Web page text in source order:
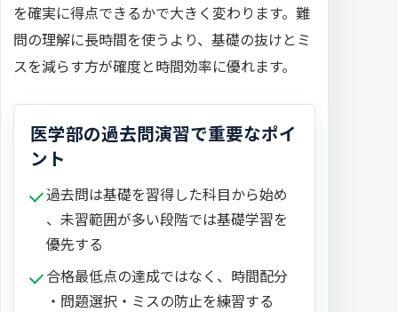
を確実に得点できるかで大きく変わります。難
問の理解に長時間を使うより、基礎の抜けとミ
スを減らす方が確度と時間効率に優れます。
医学部の過去問演習で重要なポイ
ント
過去問は基礎を習得した科目から始め
、未習範囲が多い段階では基礎学習を
優先する
合格最低点の達成ではなく、時間配分
・問題選択・ミスの防止を練習する